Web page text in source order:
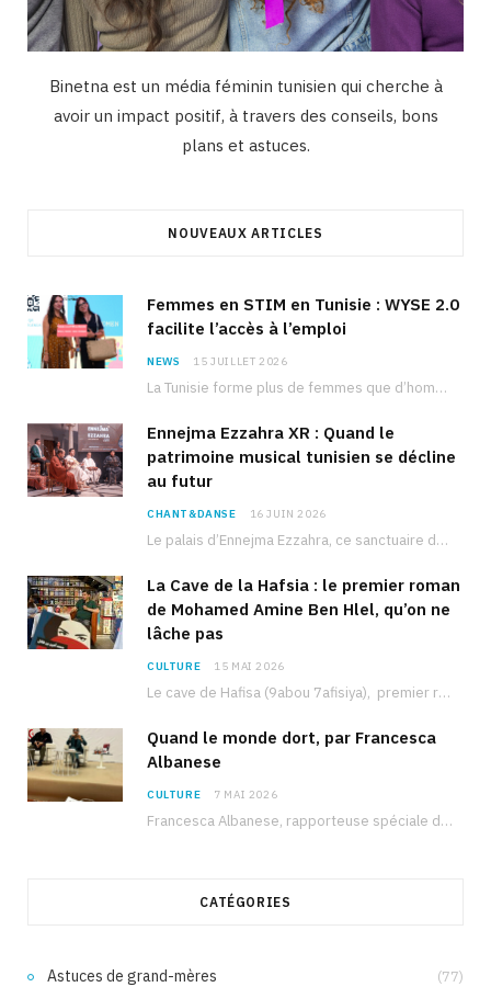
Binetna est un média féminin tunisien qui cherche à
avoir un impact positif, à travers des conseils, bons
plans et astuces.
NOUVEAUX ARTICLES
Femmes en STIM en Tunisie : WYSE 2.0
facilite l’accès à l’emploi
NEWS 15 JUILLET 2026
La Tunisie forme plus de femmes que d’hommes dans les filières scientifiques. Pourtant, pour beaucoup…
Ennejma Ezzahra XR : Quand le
patrimoine musical tunisien se décline
au futur
CHANT&DANSE 16 JUIN 2026
Le palais d’Ennejma Ezzahra, ce sanctuaire de la musique tunisienne et méditerranéenne construit par le…
La Cave de la Hafsia : le premier roman
de Mohamed Amine Ben Hlel, qu’on ne
lâche pas
CULTURE 15 MAI 2026
Le cave de Hafisa (9abou 7afisiya), premier roman du journaliste tunisien Mohamed Amine Ben Hlel,…
Quand le monde dort, par Francesca
Albanese
CULTURE 7 MAI 2026
Francesca Albanese, rapporteuse spéciale de l’ONU sur les territoires palestiniens occupés, était à Tunis pour…
CATÉGORIES
Astuces de grand-mères (77)